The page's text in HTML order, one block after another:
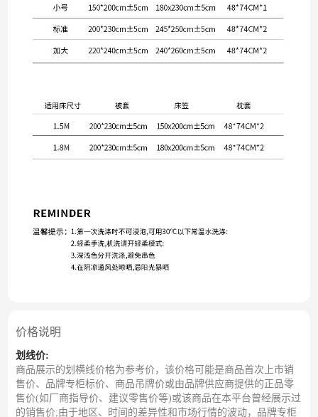
价格说明
划线价:
商品展示的划横线价格为参考价，该价格可能是商品首次上市销
售价、品牌专柜标价、商品吊牌价或由品牌供应商提供的正品零
售价(如厂商指导价、建议零售价等)或该商品在本平台曾经展示过
的销售价;由于地区、时间的差异性和市场行情的波动，品牌专柜